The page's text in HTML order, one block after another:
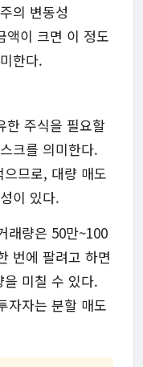
의 변동성
액이 크면 이 정도
한다.
한 주식을 필요할
크를 의미한다.
므로, 대량 매도
이 있다.
래량은 50만~100
번에 팔려고 하면
미칠 수 있다.
자자는 분할 매도